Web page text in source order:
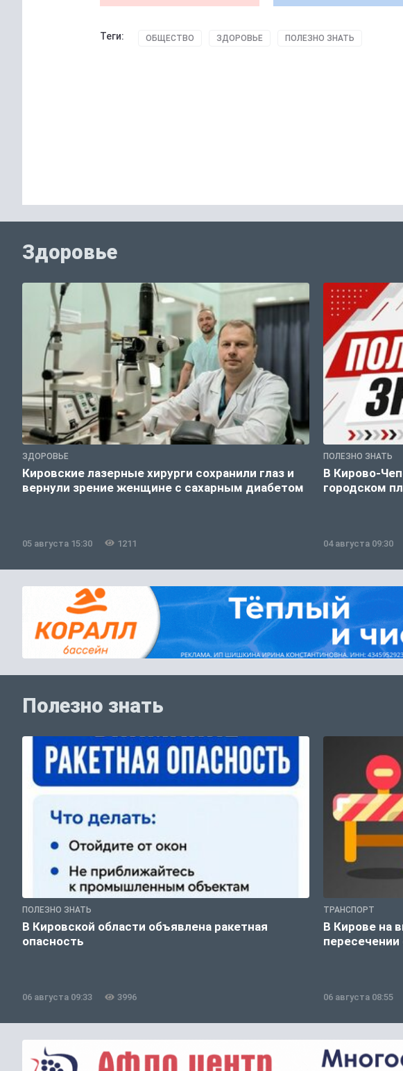
Теги: ОБЩЕСТВО ЗДОРОВЬЕ ПОЛЕЗНО ЗНАТЬ
Здоровье
ЗДОРОВЬЕ
Кировские лазерные хирурги сохранили глаз и
вернули зрение женщине с сахарным диабетом
05 августа 15:30 1211
ПОЛЕЗНО ЗНАТЬ
В Кирово-
городском
04 августа 09:30
Полезно знать
ПОЛЕЗНО ЗНАТЬ
В Кировской области объявлена ракетная
опасность
06 августа 09:33 3996
ТРАНСПОРТ
В Кирове на
06 августа 08:55